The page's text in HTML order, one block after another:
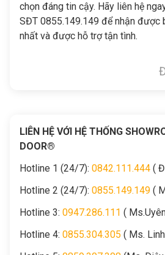
chọn đáng tin cậy. Hãy liên hệ
SĐT 0855.149.149 để nhận được
nhất và được hỗ trợ tận tình.
LIÊN HỆ VỚI HỆ THỐNG
DOOR®
Hotline 1 (24/7): 0842.111.444 (
Hotline 2 (24/7): 0855.149.149 (
Hotline 3: 0947.286.111 (
Hotline 4: 0855.304.305 ( Ms.